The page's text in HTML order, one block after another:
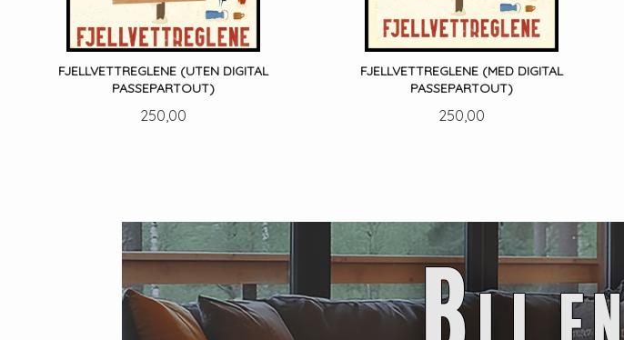
FJELLVETTREGLENE (UTEN DIGITAL
PASSEPARTOUT)
Pris
250,00
FJELLVETTREGLENE (MED DIGITAL
PASSEPARTOUT)
Pris
250,00